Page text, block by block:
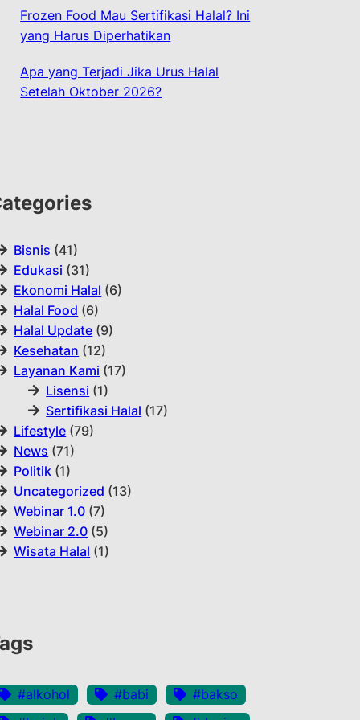
Frozen Food Mau Sertifikasi Halal? Ini
yang Harus Diperhatikan
Apa yang Terjadi Jika Urus Halal
Setelah Oktober 2026?
Bisnis (41)
Edukasi (31)
Ekonomi Halal (6)
Halal Food (6)
Halal Update (9)
Kesehatan (12)
Layanan Kami (17)
Lisensi (1)
Sertifikasi Halal (17)
Lifestyle (79)
News (71)
Politik (1)
Uncategorized (13)
Webinar 1.0 (7)
Webinar 2.0 (5)
Wisata Halal (1)
#alkohol #babi
#bakso